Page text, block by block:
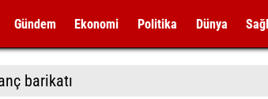
Gündem Ekonomi Politika Dünya
barikatı